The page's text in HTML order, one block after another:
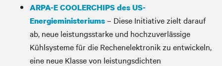
ARPA-E COOLERCHIPS des US-
Energieministeriums– Diese Initiative zielt darauf
ab, neue leistungsstarke und hochzuverlässige
Kühlsysteme für die Rechenelektronik zu entwickeln,
eine neue Klasse von leistungsdichten